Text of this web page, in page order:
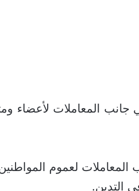
جانب المعاملات لأعضاء